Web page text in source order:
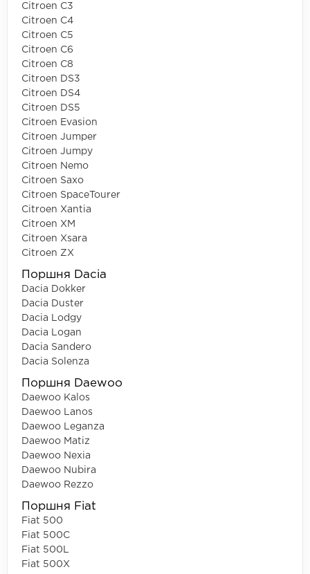
Citroen C3
Citroen C4
Citroen C5
Citroen C6
Citroen C8
Citroen DS3
Citroen DS4
Citroen DS5
Citroen Evasion
Citroen Jumper
Citroen Jumpy
Citroen Nemo
Citroen Saxo
Citroen SpaceTourer
Citroen Xantia
Citroen XM
Citroen Xsara
Citroen ZX
Поршня Dacia
Dacia Dokker
Dacia Duster
Dacia Lodgy
Dacia Logan
Dacia Sandero
Dacia Solenza
Поршня Daewoo
Daewoo Kalos
Daewoo Lanos
Daewoo Leganza
Daewoo Matiz
Daewoo Nexia
Daewoo Nubira
Daewoo Rezzo
Поршня Fiat
Fiat 500
Fiat 500C
Fiat 500L
Fiat 500X